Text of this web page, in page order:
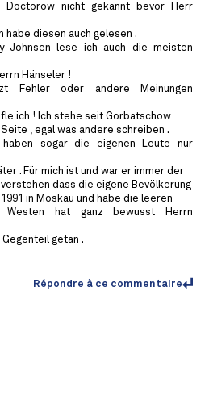
Doctorow nicht gekannt bevor Herr
habe diesen auch gelesen .
Johnsen lese ich auch die meisten
Hänseler !
Fehler oder andere Meinungen
ich ! Ich stehe seit Gorbatschow
, egal was andere schreiben .
haben sogar die eigenen Leute nur
. Für mich ist und war er immer der
dass die eigene Bevölkerung
in Moskau und habe die leeren
Westen hat ganz bewusst Herrn
getan .
Répondre à ce commentaire